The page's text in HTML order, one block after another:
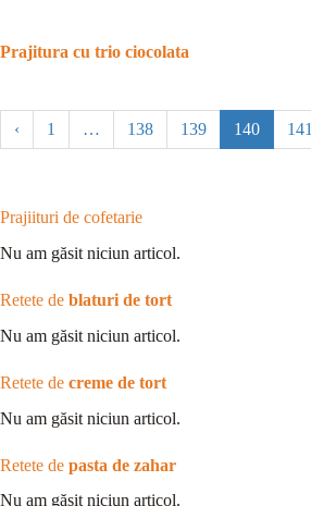
Prajitura cu trio ciocolata
‹ 1 … 138 139 140 141
Prajiituri de cofetarie
Nu am găsit niciun articol.
Retete de blaturi de tort
Nu am găsit niciun articol.
Retete de creme de tort
Nu am găsit niciun articol.
Retete de pasta de zahar
Nu am găsit niciun articol.